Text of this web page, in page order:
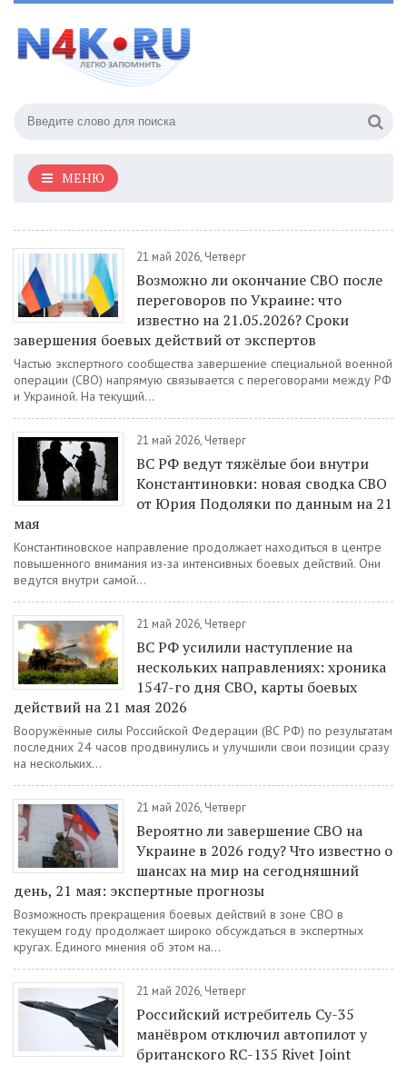
МЕНЮ
21 май 2026, Четверг
Возможно ли окончание СВО после
переговоров по Украине: что
известно на 21.05.2026? Сроки
завершения боевых действий от экспертов
Частью экспертного сообщества завершение специальной военной
операции (СВО) напрямую связывается с переговорами между РФ
и Украиной. На текущий...
21 май 2026, Четверг
ВС РФ ведут тяжёлые бои внутри
Константиновки: новая сводка СВО
от Юрия Подоляки по данным на 21
мая
Константиновское направление продолжает находиться в центре
повышенного внимания из-за интенсивных боевых действий. Они
ведутся внутри самой...
21 май 2026, Четверг
ВС РФ усилили наступление на
нескольких направлениях: хроника
1547-го дня СВО, карты боевых
действий на 21 мая 2026
Вооружённые силы Российской Федерации (ВС РФ) по результатам
последних 24 часов продвинулись и улучшили свои позиции сразу
на нескольких...
21 май 2026, Четверг
Вероятно ли завершение СВО на
Украине в 2026 году? Что известно о
шансах на мир на сегодняшний
день, 21 мая: экспертные прогнозы
Возможность прекращения боевых действий в зоне СВО в
текущем году продолжает широко обсуждаться в экспертных
кругах. Единого мнения об этом на...
21 май 2026, Четверг
Российский истребитель Су-35
манёвром отключил автопилот у
британского RC-135 Rivet Joint